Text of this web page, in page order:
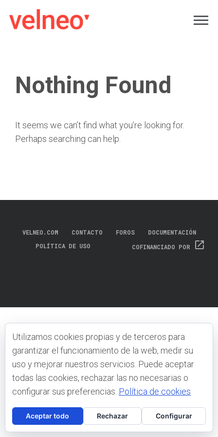
Nothing Found
It seems we can’t find what you’re looking for.
Perhaps searching can help.
VELNEO.COM CONTACTO FOROS
DOCUMENTACIÓN
POLÍTICA DE USO
COFINANCIADO POR open_in_new
Utilizamos cookies propias y de terceros para
garantizar el funcionamiento de la web, medir su
uso y mejorar nuestros servicios. Puede aceptar
todas las cookies, rechazar las no necesarias o
configurar sus preferencias. Política de cookies
Aceptar todo Rechazar Configurar